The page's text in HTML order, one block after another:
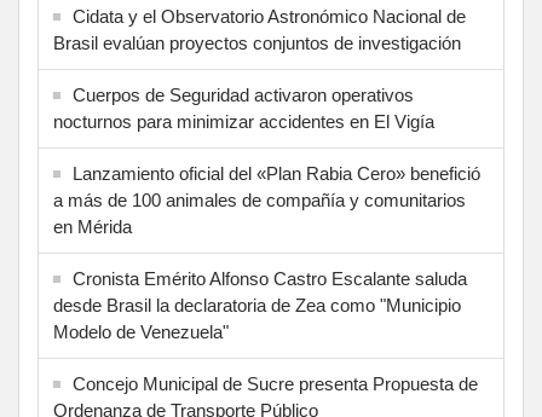
Cidata y el Observatorio Astronómico Nacional de
Brasil evalúan proyectos conjuntos de investigación
Cuerpos de Seguridad activaron operativos
nocturnos para minimizar accidentes en El Vigía
Lanzamiento oficial del «Plan Rabia Cero» benefició
a más de 100 animales de compañía y comunitarios
en Mérida
Cronista Emérito Alfonso Castro Escalante saluda
desde Brasil la declaratoria de Zea como "Municipio
Modelo de Venezuela"
Concejo Municipal de Sucre presenta Propuesta de
Ordenanza de Transporte Público